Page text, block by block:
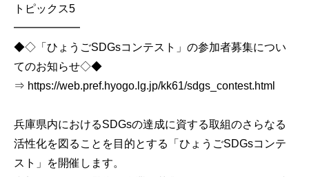
トピックス5
━━━━━━
◆◇「ひょうごSDGsコンテスト」の参加者募集につい
てのお知らせ◇◆
⇒ https://web.pref.hyogo.lg.jp/kk61/sdgs_contest.html
兵庫県内におけるSDGsの達成に資する取組のさらなる
活性化を図ることを目的とする「ひょうごSDGsコンテ
スト」を開催します。